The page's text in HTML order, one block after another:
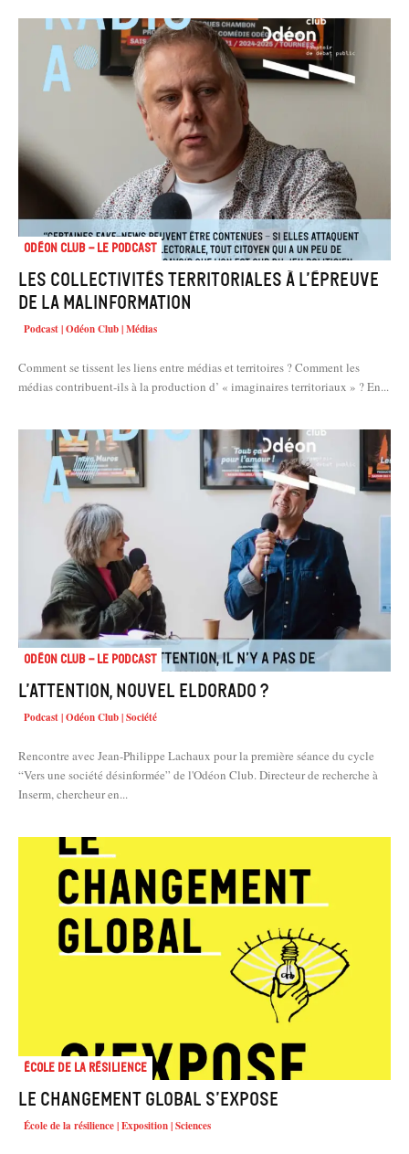
Odéon Club - Le Podcast
Les collectivités territoriales à l’épreuve
de la malinformation
Podcast | Odéon Club | Médias
Comment se tissent les liens entre médias et territoires ? Comment les
médias contribuent-ils à la production d’ « imaginaires territoriaux » ? En...
Odéon Club - Le Podcast
L’attention, nouvel eldorado ?
Podcast | Odéon Club | Société
Rencontre avec Jean-Philippe Lachaux pour la première séance du cycle
“Vers une société désinformée” de l'Odéon Club. Directeur de recherche à
Inserm, chercheur en...
École de la résilience
Le changement global s’expose
École de la résilience | Exposition | Sciences